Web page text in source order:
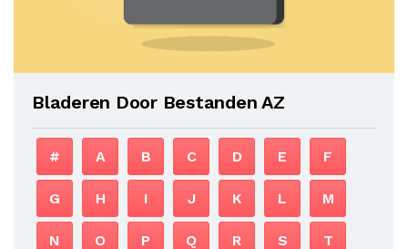
Bladeren Door Bestanden AZ
# A B C D E F
G H I J K L M
N O P Q R S T